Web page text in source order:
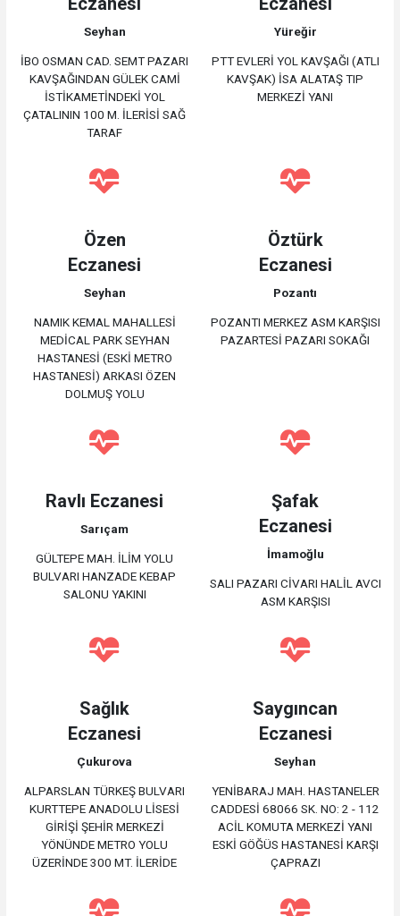
Seyhan
İBO OSMAN CAD. SEMT PAZARI
KAVŞAĞINDAN GÜLEK CAMİ
İSTİKAMETİNDEKİ YOL
ÇATALININ 100 M. İLERİSİ SAĞ
TARAF
Yüreğir
PTT EVLERİ YOL KAVŞAĞI (ATLI
KAVŞAK) İSA ALATAŞ TIP
MERKEZİ YANI
Özen
Eczanesi
Seyhan
NAMIK KEMAL MAHALLESİ
MEDİCAL PARK SEYHAN
HASTANESİ (ESKİ METRO
HASTANESİ) ARKASI ÖZEN
DOLMUŞ YOLU
Öztürk
Eczanesi
Pozantı
POZANTI MERKEZ ASM KARŞISI
PAZARTESİ PAZARI SOKAĞI
Ravlı Eczanesi
Sarıçam
GÜLTEPE MAH. İLİM YOLU
BULVARI HANZADE KEBAP
SALONU YAKINI
Şafak
Eczanesi
İmamoğlu
SALI PAZARI CİVARI HALİL AVCI
ASM KARŞISI
Sağlık
Eczanesi
Çukurova
ALPARSLAN TÜRKEŞ BULVARI
KURTTEPE ANADOLU LİSESİ
GİRİŞİ ŞEHİR MERKEZİ
YÖNÜNDE METRO YOLU
ÜZERİNDE 300 MT. İLERİDE
Saygıncan
Eczanesi
Seyhan
YENİBARAJ MAH. HASTANELER
CADDESİ 68066 SK. NO: 2 - 112
ACİL KOMUTA MERKEZİ YANI
ESKİ GÖĞÜS HASTANESİ KARŞI
ÇAPRAZI